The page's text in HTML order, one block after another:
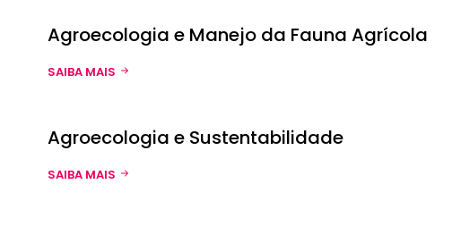
Agroecologia e Manejo da Fauna Agrícola
SAIBA MAIS
Agroecologia e Sustentabilidade
SAIBA MAIS